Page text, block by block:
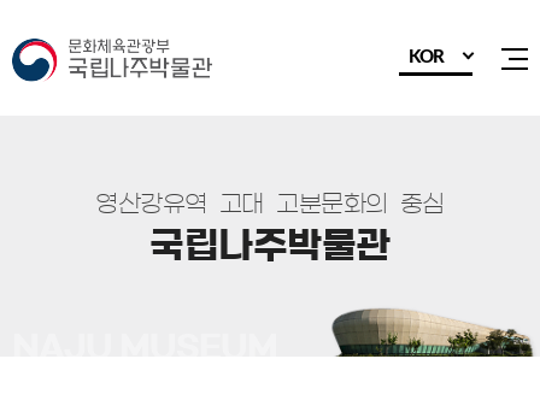
KOR
영산강유역 고 대 고분문화의 중심
국립 나주박물관